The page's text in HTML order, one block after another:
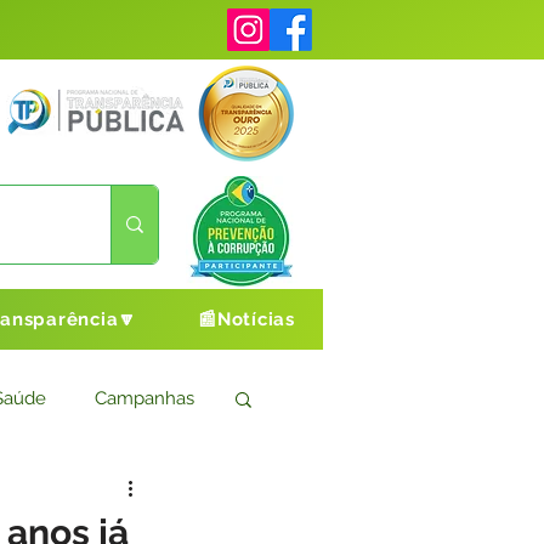
📰Notícias
Campanhas
Cultura e Esporte
já